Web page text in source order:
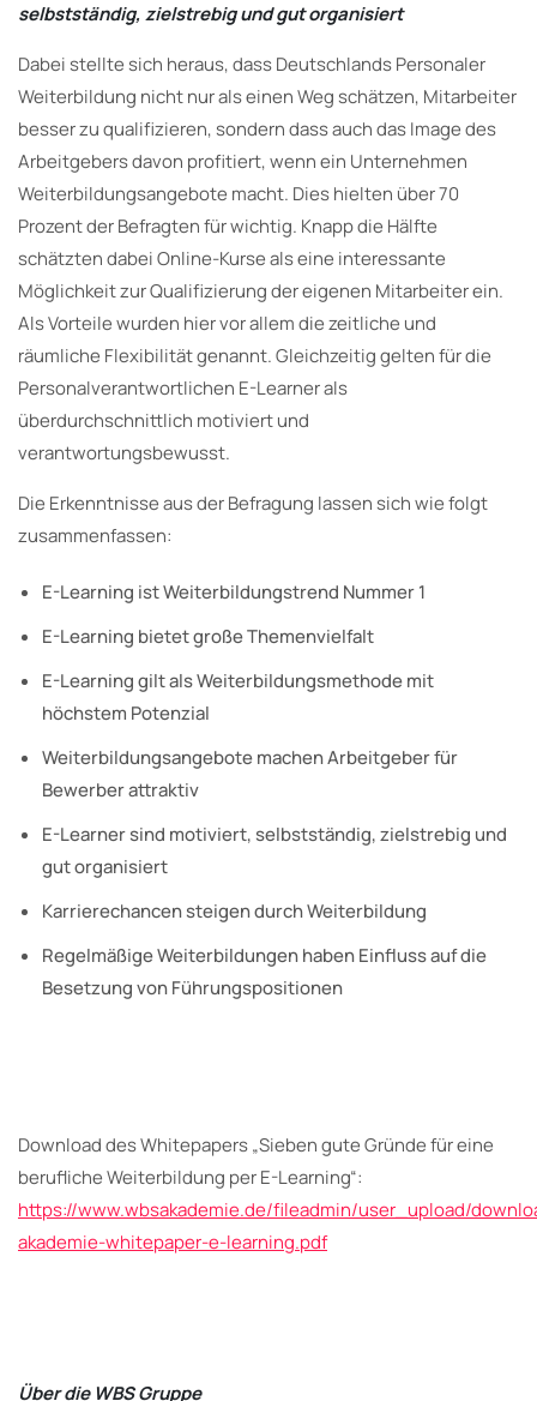
selbstständig, zielstrebig und gut organisiert
Dabei stellte sich heraus, dass Deutschlands Personaler
Weiterbildung nicht nur als einen Weg schätzen, Mitarbeiter
besser zu qualifizieren, sondern dass auch das Image des
Arbeitgebers davon profitiert, wenn ein Unternehmen
Weiterbildungsangebote macht. Dies hielten über 70
Prozent der Befragten für wichtig. Knapp die Hälfte
schätzten dabei Online-Kurse als eine interessante
Möglichkeit zur Qualifizierung der eigenen Mitarbeiter ein.
Als Vorteile wurden hier vor allem die zeitliche und
räumliche Flexibilität genannt. Gleichzeitig gelten für die
Personalverantwortlichen E-Learner als
überdurchschnittlich motiviert und
verantwortungsbewusst.
Die Erkenntnisse aus der Befragung lassen sich wie folgt
zusammenfassen:
E-Learning ist Weiterbildungstrend Nummer 1
E-Learning bietet große Themenvielfalt
E-Learning gilt als Weiterbildungsmethode mit
höchstem Potenzial
Weiterbildungsangebote machen Arbeitgeber für
Bewerber attraktiv
E-Learner sind motiviert, selbstständig, zielstrebig und
gut organisiert
Karrierechancen steigen durch Weiterbildung
Regelmäßige Weiterbildungen haben Einfluss auf die
Besetzung von Führungspositionen
Download des Whitepapers „Sieben gute Gründe für eine
berufliche Weiterbildung per E-Learning“:
https://www.wbsakademie.de/fileadmin/user_upload/
akademie-whitepaper-e-learning.pdf
Über die WBS Gruppe